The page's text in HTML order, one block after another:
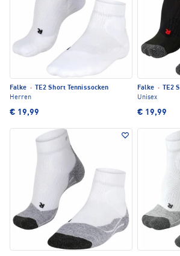
Falke ·
TE2 Short Tennissocken
Herren
€ 19,99
Falke ·
TE2
Unisex
€ 19,99